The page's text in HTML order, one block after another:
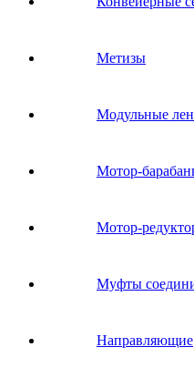
Метизы
Модульные
Мотор-
Мотор-
Муфты
Направляющие